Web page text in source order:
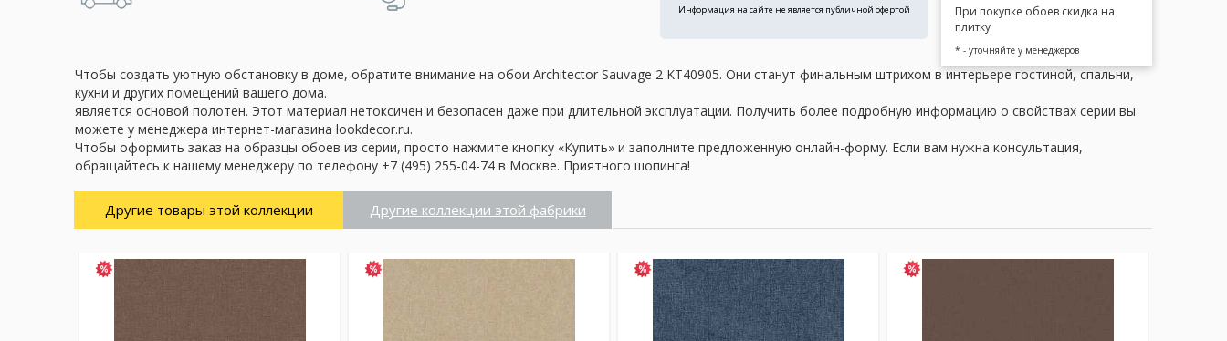
Информация на сайте не является публичной офертой
При покупке обоев скидка на
плитку
* - уточняйте у менеджеров
Чтобы создать уютную обстановку в доме, обратите внимание на обои Architector Sauvage 2 KT40905. Они станут финальным штрихом в интерьере гостиной, спальни,
кухни и других помещений вашего дома.
является основой полотен. Этот материал нетоксичен и безопасен даже при длительной эксплуатации. Получить более подробную информацию о свойствах серии вы
можете у менеджера интернет-магазина lookdecor.ru.
Чтобы оформить заказ на образцы обоев из серии, просто нажмите кнопку «Купить» и заполните предложенную онлайн-форму. Если вам нужна консультация,
обращайтесь к нашему менеджеру по телефону +7 (495) 255-04-74 в Москве. Приятного шопинга!
Другие товары этой коллекции Другие коллекции этой фабрики